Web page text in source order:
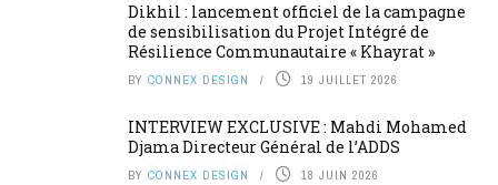
Dikhil : lancement officiel de la campagne
de sensibilisation du Projet Intégré de
Résilience Communautaire « Khayrat »
BY CONNEX DESIGN 19 JUILLET 2026
INTERVIEW EXCLUSIVE : Mahdi Mohamed
Djama Directeur Général de l’ADDS
BY CONNEX DESIGN 18 JUIN 2026